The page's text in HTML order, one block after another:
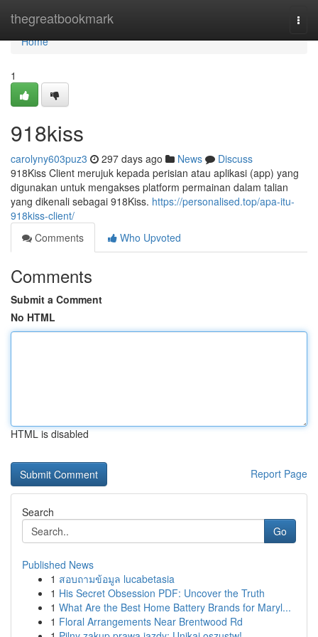
thegreatbookmark
Home
Home
1
918kiss
carolyny603puz3 297 days ago News
Discuss
918Kiss Client merujuk kepada perisian atau aplikasi (app) yang
digunakan untuk mengakses platform permainan dalam talian
yang dikenali sebagai 918Kiss. https://personalised.top/apa-itu-
918kiss-client/
Comments
Who Upvoted
Comments
Submit a Comment
No HTML
HTML is disabled
Report Page
Search
Go
Published News
1 สอบถามข้อมูล lucabetasia
1 His Secret Obsession PDF: Uncover the Truth
1 What Are the Best Home Battery Brands for Maryl...
1 Floral Arrangements Near Brentwood Rd